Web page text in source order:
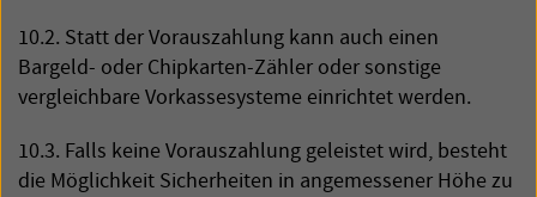
10.2. Statt der Vorauszahlung kann auch einen
Bargeld- oder Chipkarten-Zähler oder sonstige
vergleichbare Vorkassesysteme einrichtet werden.
10.3. Falls keine Vorauszahlung geleistet wird, besteht
die Möglichkeit Sicherheiten in angemessener Höhe zu